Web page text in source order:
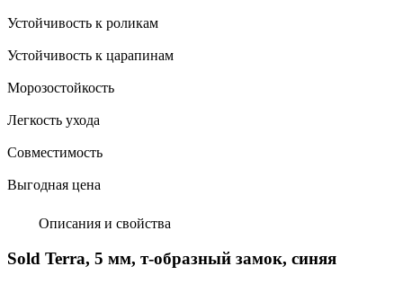
Устойчивость к роликам
Устойчивость к царапинам
Морозостойкость
Легкость ухода
Совместимость
Выгодная цена
Описания и свойства
Sold Terra, 5 мм, т-образный замок, синяя